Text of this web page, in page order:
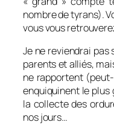
nombre de tyrans).
vous vous
Je ne reviendrai pas
parents et alliés,
ne rapportent
enquiquinent le plus
la collecte des
nos jours…